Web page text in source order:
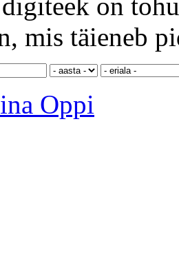
digiteek on
mis täieneb
Oppi